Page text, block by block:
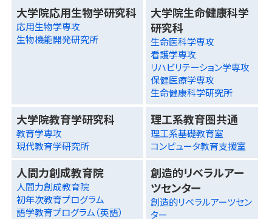
大学院応用生物学研究科
応用生物学専攻
生物機能開発研究所
大学院生命健康科学
研究科
生命医科学専攻
看護学専攻
リハビリテーション学専攻
保健医療学専攻
生命健康科学研究所
大学院教育学研究科
教育学専攻
現代教育学研究所
理工系教育圏共通
理工系基礎教育室
コンピュータ教育支援室
人間力創成教育院
人間力創成教育院
初年次教育プログラム
語学教育プログラム（英語）
創造的リベラルアー
ツセンター
創造的リベラルアーツセン
ター